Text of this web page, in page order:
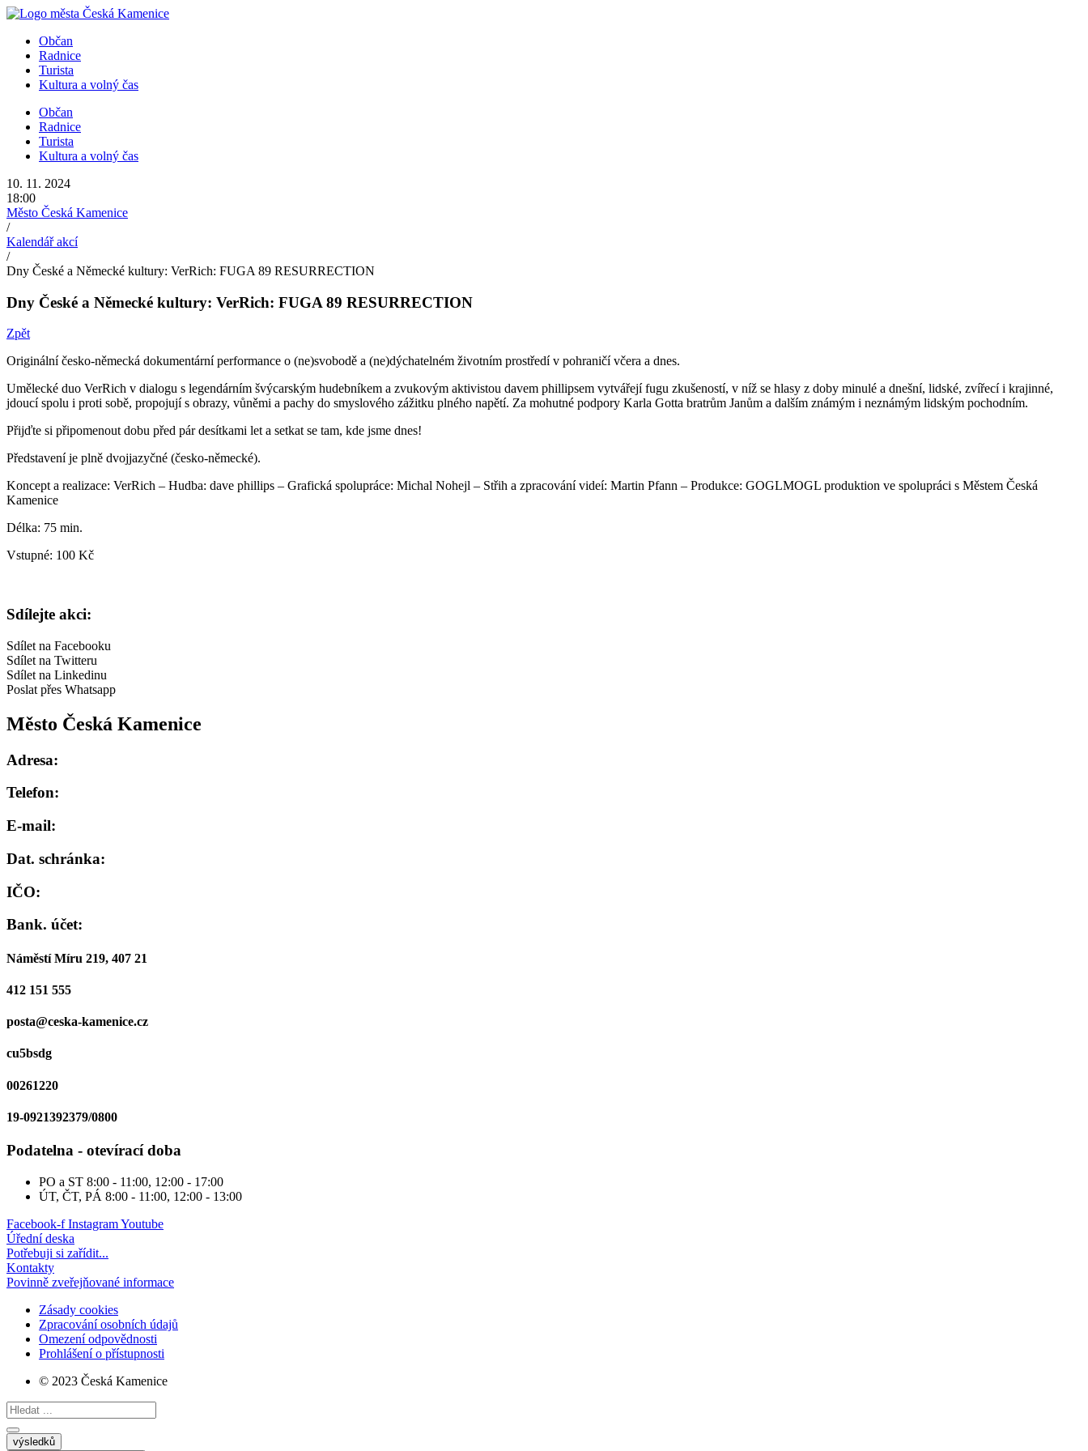
Přejít
obsahuObčan
Radnice
Turista
Kultura a volný čas
Občan
Radnice
Turista
Kultura a volný čas
10. 11. 2024
18:00
Město Česká Kamenice
/
Kalendář akcí
/
Dny České a Německé kultury: VerRich: FUGA 89 RESURRECTION
Dny České a Německé kultury: VerRich: FUGA 89 RESURRECTION
Zpět
Originální česko-německá dokumentární performance o (ne)svobodě a (ne)dýchatelném životním prostředí v pohraničí včera a dnes.
Umělecké duo VerRich v dialogu s legendárním švýcarským hudebníkem a zvukovým aktivistou davem phillipsem vytvářejí fugu zkušeností, v níž se hlasy z doby minulé a dnešní, lidské, zvířecí i krajinné,
jdoucí spolu i proti sobě, propojují s obrazy, vůněmi a pachy do smyslového zážitku plného napětí. Za mohutné podpory Karla Gotta bratrům Janům a dalším známým i neznámým lidským pochodním.
Přijďte si připomenout dobu před pár desítkami let a setkat se tam, kde jsme dnes!
Představení je plně dvojjazyčné (česko-německé).
Koncept a realizace: VerRich – Hudba: dave phillips – Grafická spolupráce: Michal Nohejl – Střih a zpracování videí: Martin Pfann – Produkce: GOGLMOGL produktion ve spolupráci s Městem Česká
Kamenice
Délka: 75 min.
Vstupné: 100 Kč
Sdílejte akci:
Sdílet na Facebooku
Sdílet na Twitteru
Sdílet na Linkedinu
Poslat přes Whatsapp
Město Česká Kamenice
Adresa:
Telefon:
E-mail:
Dat. schránka:
IČO:
Bank. účet:
Náměstí Míru 219, 407 21
412 151 555
posta@ceska-kamenice.cz
cu5bsdg
00261220
19-0921392379/0800
Podatelna - otevírací doba
PO a ST 8:00 - 11:00, 12:00 - 17:00
ÚT, ČT, PÁ 8:00 - 11:00, 12:00 - 13:00
Facebook-f InstagramYoutube
Úřední deska
Potřebuji si zařídit...
Kontakty
Povinně zveřejňované informace
Zásady cookies
Zpracování osobních údajů
Omezení odpovědnosti
Prohlášení o přístupnosti
© 2023 Česká Kamenice
Search
...
výsledků